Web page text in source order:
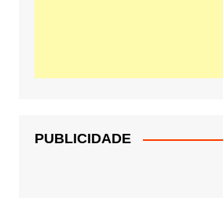
PUBLICIDADE